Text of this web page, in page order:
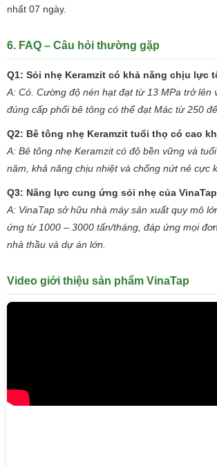
nhất 07 ngày.
6. FAQ – Câu hỏi thường gặp
Q1: Sỏi nhẹ Keramzit có khả năng chịu lực
A: Có. Cường độ nén hạt đạt từ 13 MPa trở lên
đúng cấp phối bê tông có thể đạt Mác từ 250
Q2: Bê tông nhẹ Keramzit tuổi thọ có cao
A: Bê tông nhẹ Keramzit có độ bền vững và
năm, khả năng chịu nhiệt và chống nứt nẻ cực
Q3: Năng lực cung ứng sỏi nhẹ của
A: VinaTap sở hữu nhà máy sản xuất quy mô
ứng từ 1000 – 3000 tấn/tháng, đáp ứng mọi
nhà thầu và dự án lớn.
Video giới thiệu sản phẩm VinaTap